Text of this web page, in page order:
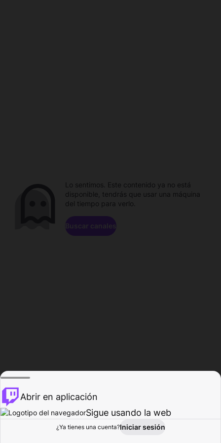
Explorar Actividad
Lo sentimos. Este contenido ya no está
disponible, tendrás que usar una máquina
del tiempo para verlo.
Buscar canales
Abrir en aplicación
Sigue usando la web
¿Ya tienes una cuenta?Iniciar sesión